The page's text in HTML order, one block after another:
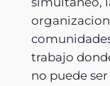
trabajo
no puede